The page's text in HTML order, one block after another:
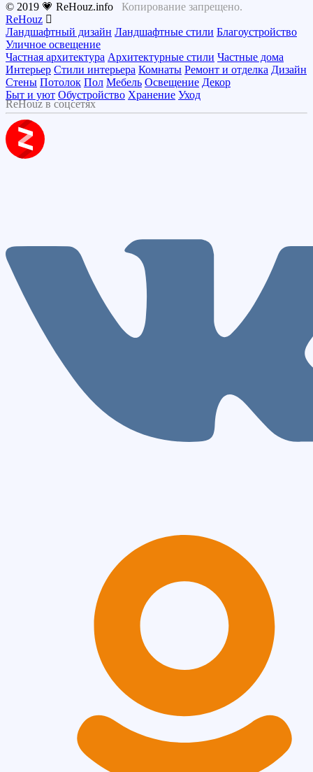
© 2019 💗 ReHouz.info Копирование запрещено.
ReHouz
Ландшафтный дизайн Ландшафтные стили Благоустройство
Уличное освещение
Частная архитектура Архитектурные стили Частные дома
Интерьер Стили интерьера Комнаты Ремонт и отделка Дизайн
Стены Потолок Пол Мебель Освещение Декор
Быт и уют Обустройство Хранение Уход
ReHouz в соцсетях